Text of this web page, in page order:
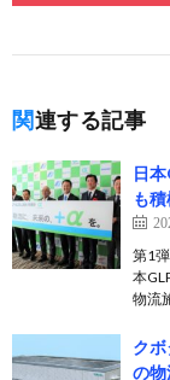
関連する記事
日
も
第1
本
物流
ク
の